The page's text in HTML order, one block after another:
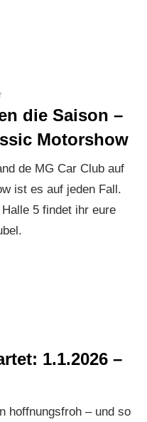
die Saison –
Motorshow
de MG Car Club auf
ist es auf jeden Fall.
5 findet ihr eure
1.1.2026 –
hoffnungsfroh – und so